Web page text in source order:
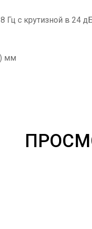
Гц с крутизной в 24
мм